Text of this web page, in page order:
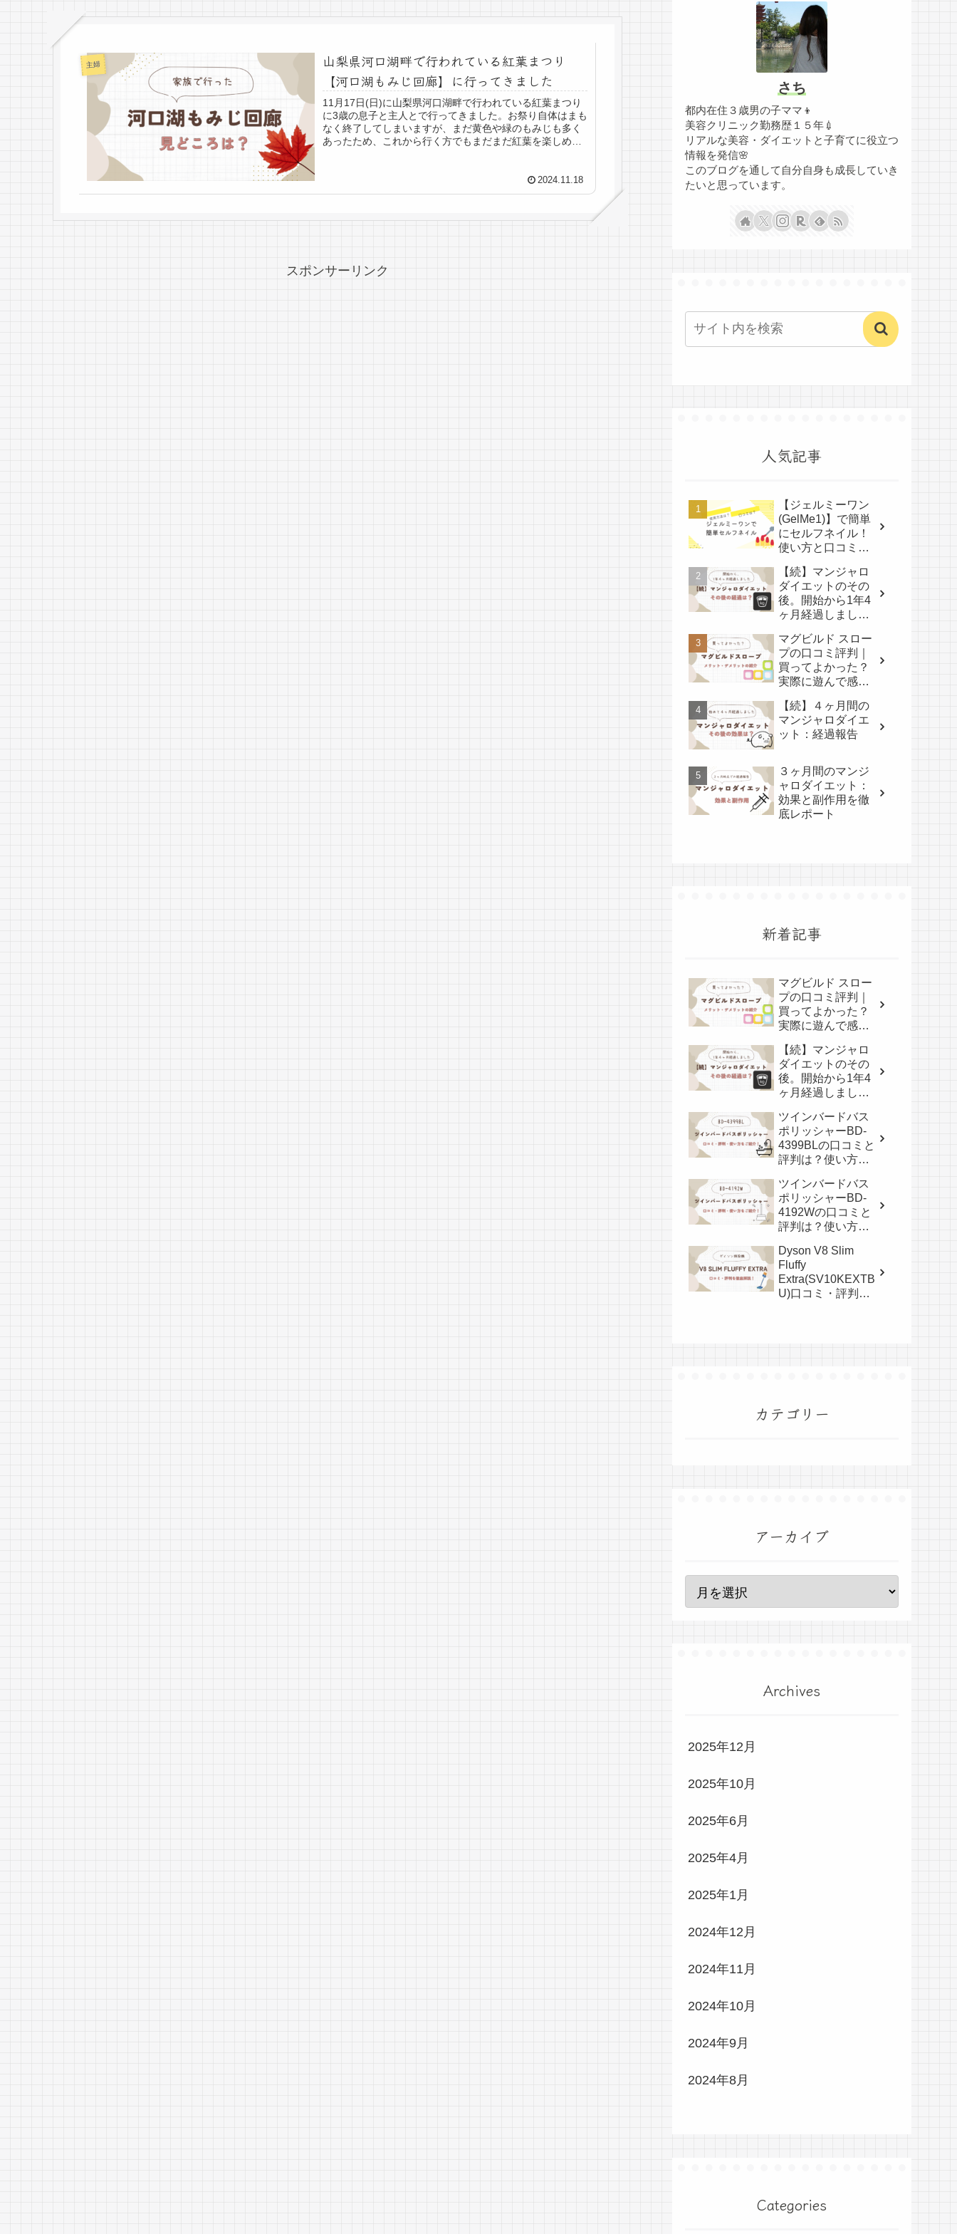
主婦
山梨県河口湖畔で行われている紅葉まつり
【河口湖もみじ回廊】に行ってきました
11月17日(日)に山梨県河口湖畔で行われている紅葉まつり
に3歳の息子と主人とで行ってきました。お祭り自体はまも
なく終了してしまいますが、まだ黄色や緑のもみじも多く
あったため、これから行く方でもまだまだ紅葉を楽しめる
2024.11.18
スポンサーリンク
さち
都内在住３歳男の子ママ👦
美容クリニック勤務歴１５年💉
リアルな美容・ダイエットと子育てに役立つ
情報を発信🌸
このブログを通して自分自身も成長していき
たいと思っています。
人気記事
【ジェルミーワン
(GelMe1)】で簡単
にセルフネイル！
使い方と口コミ
【続】マンジャロ
ダイエットのその
後。開始から1年4
ヶ月経過しまし
マグビルド スロー
プの口コミ評判｜
買ってよかった？
実際に遊んで感じ
リット
【続】４ヶ月間の
マンジャロダイエ
ット：経過報告
３ヶ月間のマンジ
ャロダイエット：
効果と副作用を徹
底レポート
新着記事
マグビルド スロー
プの口コミ評判｜
買ってよかった？
実際に遊んで感じ
リット
【続】マンジャロ
ダイエットのその
後。開始から1年4
ヶ月経過しまし
ツインバードバス
ポリッシャーBD-
4399BLの口コミと
評判は？使い方も
ツインバードバス
ポリッシャーBD-
4192Wの口コミと
評判は？使い方も
Dyson V8 Slim
Fluffy
Extra(SV10KEXTB
U)口コミ・評判を
カテゴリー
アーカイブ
Archives
2025年12月
2025年10月
2025年6月
2025年4月
2025年1月
2024年12月
2024年11月
2024年10月
2024年9月
2024年8月
Categories